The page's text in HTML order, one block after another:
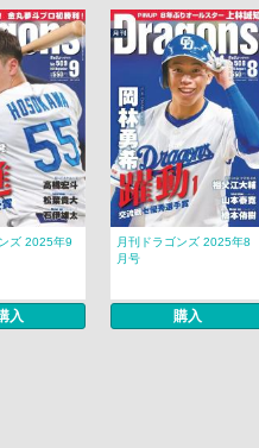
ズ 2025年9
入
月刊ドラゴンズ 2025年8
月号
購入